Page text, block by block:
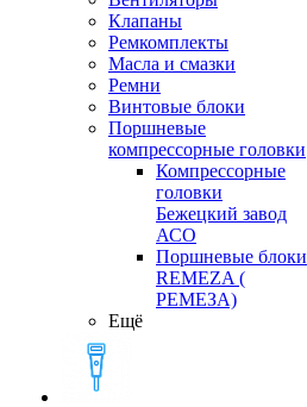
Клапаны
Ремкомплекты
Масла и смазки
Ремни
Винтовые блоки
Поршневые
компрессорные головки
Компрессорные
головки
Бежецкий завод
АСО
Поршневые блоки
REMEZA (
РЕМЕЗА)
Ещё